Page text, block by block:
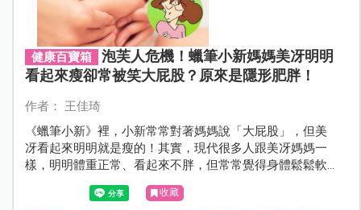
健康百寶箱
泡芙人危機！蠟筆小新媽媽美冴明明
看起來瘦卻常被笑大屁股？原來是隱形肥胖！
作者： 王佳琦
《蠟筆小新》裡，小新常常對著媽媽說「大屁股」，但美
冴看起來明明就是瘦的！其實，現代很多人跟美冴媽媽一
樣，明明體重正常、看起來不胖，但常常覺得身體鬆鬆軟
軟、體力明顯不足，這就是所謂的「泡芙人」，現代人對
肥胖有新的健康認知，體重不是一切，肌肉和脂肪的平衡
收藏